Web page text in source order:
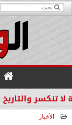
والتاريخ
الأخبار